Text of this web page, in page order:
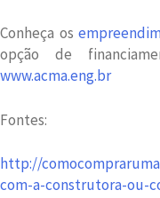
Conheça os
opção de
www.acma.eng.br
Fontes:
http://
com-a-construtora-ou-